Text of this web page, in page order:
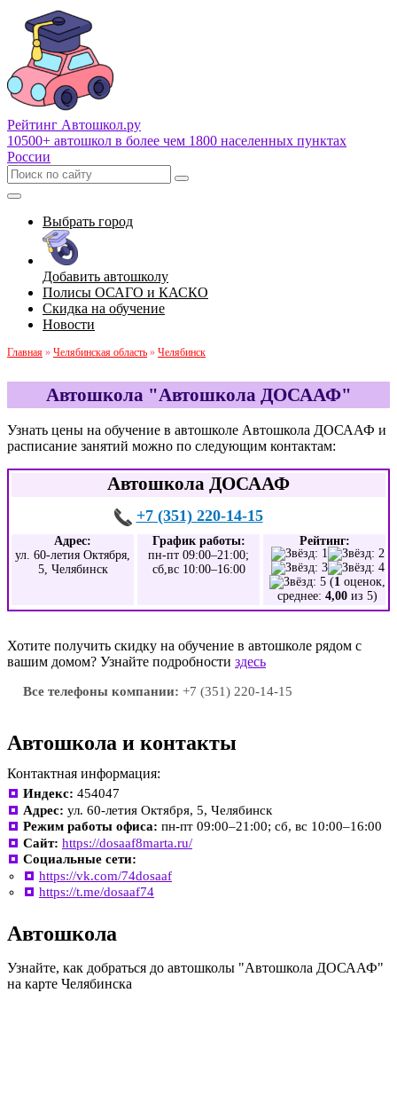
Рейтинг Автошкол.ру
10500+ автошкол в более чем 1800 населенных пунктах
России
Выбрать город
Добавить автошколу
Полисы ОСАГО и КАСКО
Скидка на обучение
Новости
Главная » Челябинская область » Челябинск
Автошкола "Автошкола ДОСААФ"
Узнать цены на обучение в автошколе Автошкола ДОСААФ и
расписание занятий можно по следующим контактам:
Автошкола ДОСААФ
+7 (351) 220-14-15
Адрес:
ул. 60-летия Октября,
5, Челябинск
График работы:
пн-пт 09:00–21:00;
сб,вс 10:00–16:00
Рейтинг:
(1 оценок,
среднее: 4,00 из 5)
Хотите получить скидку на обучение в автошколе рядом с
вашим домом? Узнайте подробности здесь
Все телефоны компании: +7 (351) 220-14-15
Автошкола и контакты
Контактная информация:
Индекс: 454047
Адрес: ул. 60-летия Октября, 5, Челябинск
Режим работы офиса: пн-пт 09:00–21:00; сб, вс 10:00–16:00
Сайт: https://dosaaf8marta.ru/
Социальные сети:
https://vk.com/74dosaaf
https://t.me/dosaaf74
Автошкола
Узнайте, как добраться до автошколы "Автошкола ДОСААФ"
на карте Челябинска